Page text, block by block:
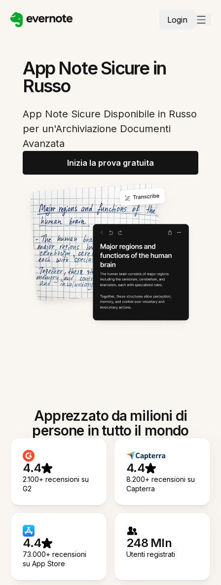
Login
App Note Sicure in
Russo
App Note Sicure Disponibile in Russo
per un'Archiviazione Documenti
Avanzata
Inizia la prova gratuita
Apprezzato da milioni di
persone in tutto il mondo
4.4
2.100+ recensioni su
G2
4.4
8.200+ recensioni su
Capterra
4.4
73.000+ recensioni
su App Store
248 Mln
Utenti registrati